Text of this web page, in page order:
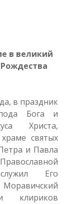
в великий
в праздник
Бога и
Христа,
святых
и Павла
Его
клириков